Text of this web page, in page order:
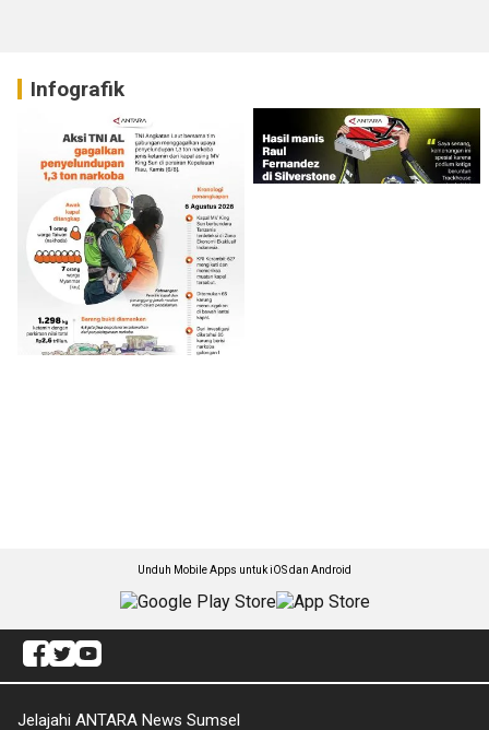
Infografik
Unduh Mobile Apps untuk iOS dan Android
Jelajahi ANTARA News Sumsel